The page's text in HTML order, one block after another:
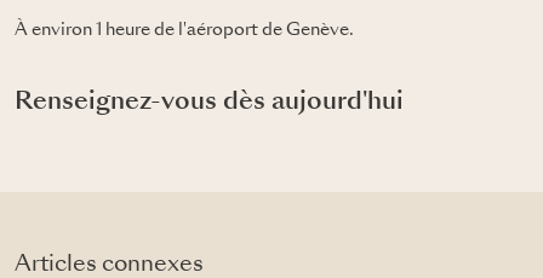
À environ 1 heure de l'aéroport de Genève.
Renseignez-vous dès aujourd'hui
Articles connexes